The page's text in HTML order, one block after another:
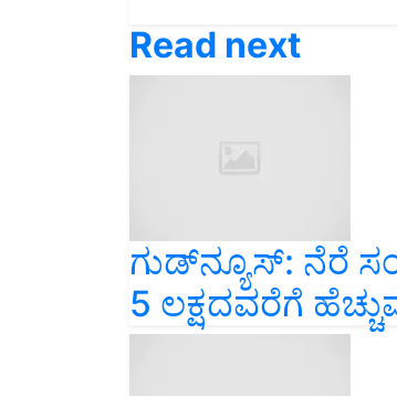
ಗುಡ್‌ನ್ಯೂಸ್‌: ನೆರೆ
5 ಲಕ್ಷದವರೆಗೆ